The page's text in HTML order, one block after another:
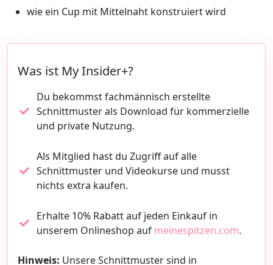
wie ein Cup mit Mittelnaht konstruiert wird
Was ist My Insider+?
Du bekommst fachmännisch erstellte
Schnittmuster als Download für kommerzielle
und private Nutzung.
Als Mitglied hast du Zugriff auf alle
Schnittmuster und Videokurse und musst
nichts extra kaufen.
Erhalte 10% Rabatt auf jeden Einkauf in
unserem Onlineshop auf meinespitzen.com.
Hinweis: Unsere Schnittmuster sind in